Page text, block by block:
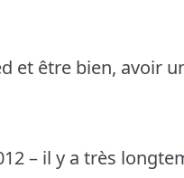
et être bien, avoir
– il y a très